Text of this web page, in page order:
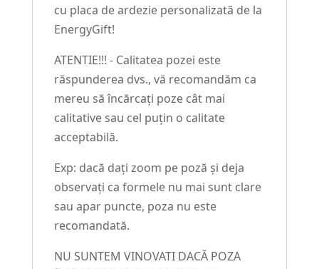
cu placa de ardezie personalizată de la
EnergyGift!
ATENTIE!!! - Calitatea pozei este
răspunderea dvs., vă recomandăm ca
mereu să încărcați poze cât mai
calitative sau cel puțin o calitate
acceptabilă.
Exp: dacă dați zoom pe poză și deja
observați ca formele nu mai sunt clare
sau apar puncte, poza nu este
recomandată.
NU SUNTEM VINOVATI DACĂ POZA